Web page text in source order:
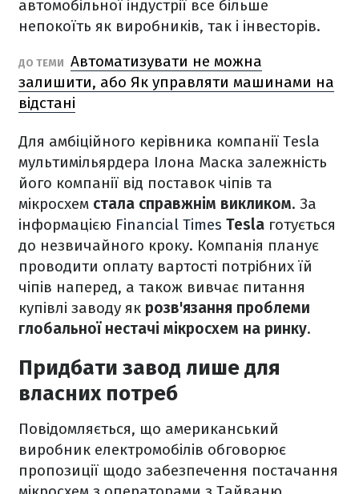
автомобільної індустрії все більше
непокоїть як виробників, так і інвесторів.
ДО ТЕМИ Автоматизувати не можна
залишити, або Як управляти машинами на
відстані
Для амбіційного керівника компанії Tesla
мультимільярдера Ілона Маска залежність
його компанії від поставок чіпів та
мікросхем стала справжнім викликом. За
інформацією Financial Times Tesla готується
до незвичайного кроку. Компанія планує
проводити оплату вартості потрібних їй
чіпів наперед, а також вивчає питання
купівлі заводу як розв'язання проблеми
глобальної нестачі мікросхем на ринку.
Придбати завод лише для
власних потреб
Повідомляється, що американський
виробник електромобілів обговорює
пропозиції щодо забезпечення постачання